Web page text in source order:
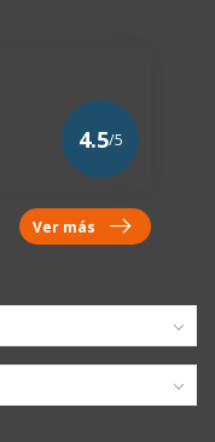
4.5/5
Ver más